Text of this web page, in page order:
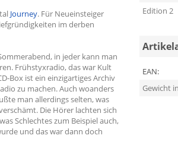
Journey. Für Neueinsteiger
im derben
in jeder kann man
Frühstyxradio, das war Kult
Box ist ein einzigartiges Archiv
zu machen. Auch woanders
man allerdings selten, was
Die Hörer lachten sich
Schlechtes zum Beispiel auch,
und das war dann doch
Edition 2
EAN:
Gewicht